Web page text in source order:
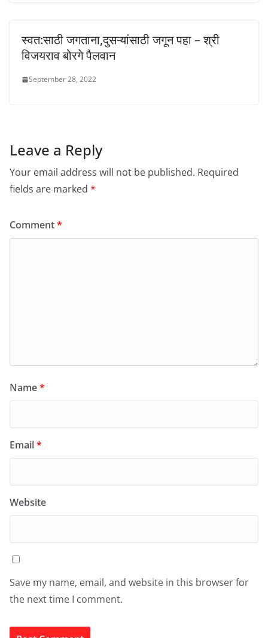
स्वत:साठी जगताना,दुसऱ्यांसाठी जगून पहा – श्री
विजयराव बोरगे पैलवान
September 28, 2022
Leave a Reply
Your email address will not be published. Required
fields are marked *
Comment*
Name*
Email*
Website
Save my name, email, and website in this browser for
the next time I comment.